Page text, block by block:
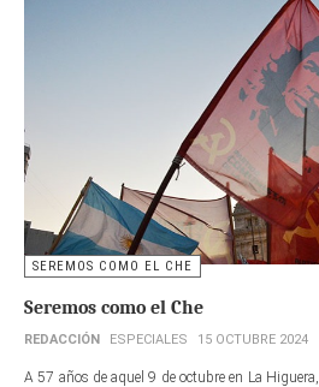
SEREMOS COMO EL CHE
Seremos como el Che
REDACCIÓN ESPECIALES 15 OCTUBRE 2024
A 57 años de aquel 9 de octubre en La Higuera,